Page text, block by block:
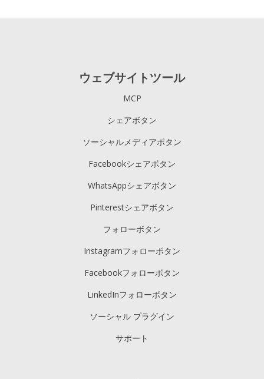
Zillow
ウェブサイトツール
MCP
シェアボタン
ソーシャルメディアボタン
Facebookシェアボタン
WhatsAppシェアボタン
Pinterestシェアボタン
フォローボタン
Instagramフォローボタン
Facebookフォローボタン
LinkedInフォローボタン
ソーシャル プラグイン
サポート